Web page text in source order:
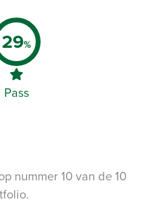
29%
Pass
nummer 10 van de 10